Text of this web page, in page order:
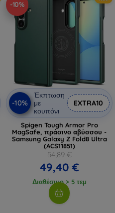
-10%
-10%
Έκπτωση
με
κουπόνι
EXTRA10
Spigen Tough Armor Pro
MagSafe, πράσινο αβύσσου -
Samsung Galaxy Z Fold8 Ultra
(ACS11851)
54,89 €
49,40 €
Διαθέσιμο > 5 τεμ